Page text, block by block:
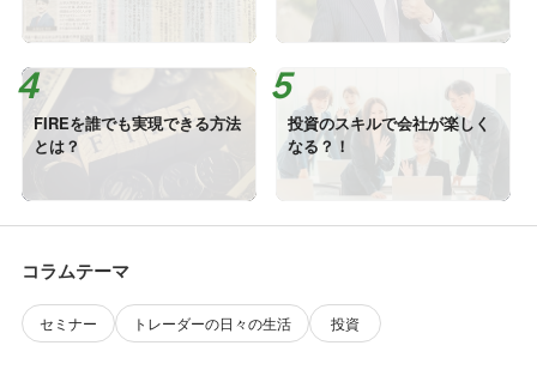
FIREを誰でも実現できる方法
とは？
投資のスキルで会社が楽しく
なる？！
コラムテーマ
セミナー トレーダーの日々の生活 投資